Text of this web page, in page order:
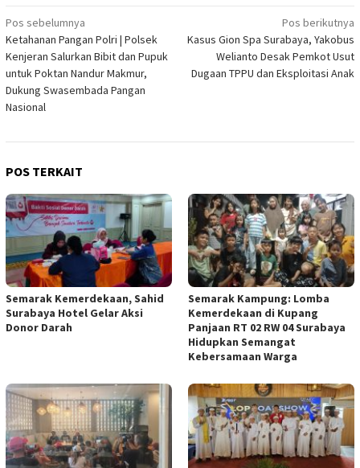
Navigasi
pos
Pos sebelumnya
Ketahanan Pangan Polri | Polsek
Kenjeran Salurkan Bibit dan Pupuk
untuk Poktan Nandur Makmur,
Dukung Swasembada Pangan
Nasional
Pos berikutnya
Kasus Gion Spa Surabaya, Yakobus
Welianto Desak Pemkot Usut
Dugaan TPPU dan Eksploitasi Anak
POS TERKAIT
Semarak Kemerdekaan, Sahid
Surabaya Hotel Gelar Aksi
Donor Darah
Semarak Kampung: Lomba
Kemerdekaan di Kupang
Panjaan RT 02 RW 04 Surabaya
Hidupkan Semangat
Kebersamaan Warga